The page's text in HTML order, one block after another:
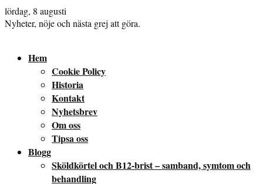
lördag, 8 augusti
Nyheter, nöje och nästa grej att göra.
Hem
Cookie Policy
Historia
Kontakt
Nyhetsbrev
Om oss
Tipsa oss
Blogg
Sköldkörtel och B12-brist – samband, symtom och
behandling